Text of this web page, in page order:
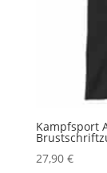
Kampfsport
27,90 €